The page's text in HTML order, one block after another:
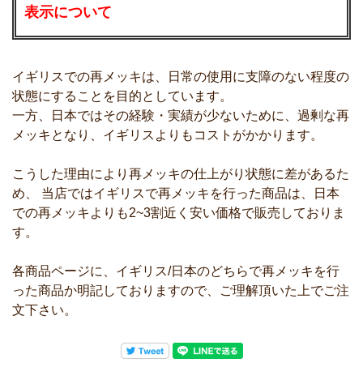
表示について
イギリスでの再メッキは、日常の使用に支障のない程度の
状態にすることを目的としています。
一方、日本ではその経験・実績が少ないために、過剰な再
メッキとなり、イギリスよりもコストがかかります。
こうした理由により再メッキの仕上がり状態に差があるた
め、 当店ではイギリスで再メッキを行った商品は、日本
での再メッキよりも2~3割近く安い価格で販売しておりま
す。
各商品ページに、イギリス/日本のどちらで再メッキを行
った商品か明記しておりますので、ご理解頂いた上でご注
文下さい。